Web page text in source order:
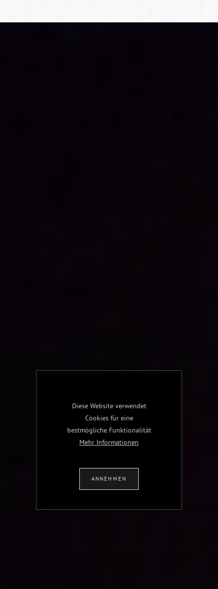
Diese Website verwendet
Cookies für eine
bestmögliche Funktionalität
Mehr Informationen
ANNEHMEN